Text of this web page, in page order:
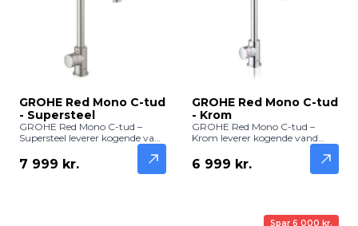
GROHE Red Mono C-tud
- Supersteel
GROHE Red Mono C-tud –
Supersteel leverer kogende vand
direkte fra køkkenhanen med
en moderne og holdbar
Supersteel-finish. Perfekt til te,
7 999 kr.
GROHE Red Mono C-tud
- Krom
GROHE Red Mono C-tud –
Krom leverer kogende vand
direkte fra køkkenhanen med
klassisk og holdbar kromfinish.
Ideel til te, kaffe og hurtig
6 999 kr.
Spar 6 000 kr.